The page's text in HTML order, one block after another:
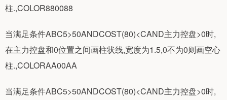
柱.,COLOR880088
当满足条件ABC5>50ANDCOST(80)<CAND主力控盘>0时,
在主力控盘和0位置之间画柱状线,宽度为1.5,0不为0则画空心
柱.,COLORAA00AA
当满足条件ABC5>50ANDCOST(80)<CAND主力控盘>0时,